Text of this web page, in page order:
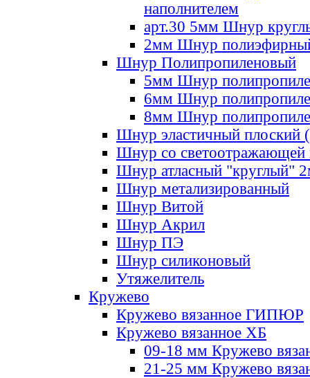
наполнителем
арт.30 5мм Шнур
2мм Шнур
Шнур Полипропиленовый
5мм Шнур
6мм Шнур
8мм Шнур
Шнур эластичный плоский
Шнур со светоотражающей
Шнур атласный "круглый"
Шнур метализированный
Шнур Витой
Шнур Акрил
Шнур ПЭ
Шнур силиконовый
Утяжелитель
Кружево
Кружево вязанное ГИПЮР
Кружево вязанное ХБ
09-18 мм Кружево
21-25 мм Кружево